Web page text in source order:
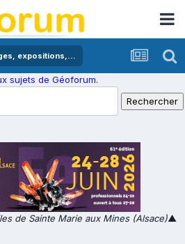
expositions,...
sujets de Géoforum.
de Sainte Marie aux Mines (Alsace)▲